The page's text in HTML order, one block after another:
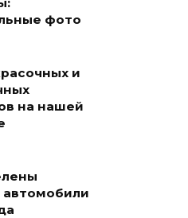
фото
и
на нашей